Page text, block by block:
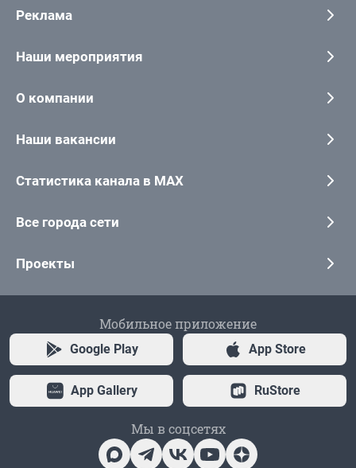
Реклама
Наши мероприятия
О компании
Наши вакансии
Статистика канала в MAX
Все города сети
Проекты
Мобильное приложение
Google Play App Store
App Gallery RuStore
Мы в соцсетях